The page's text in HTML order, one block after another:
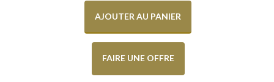
AJOUTER AU PANIER
FAIRE UNE OFFRE